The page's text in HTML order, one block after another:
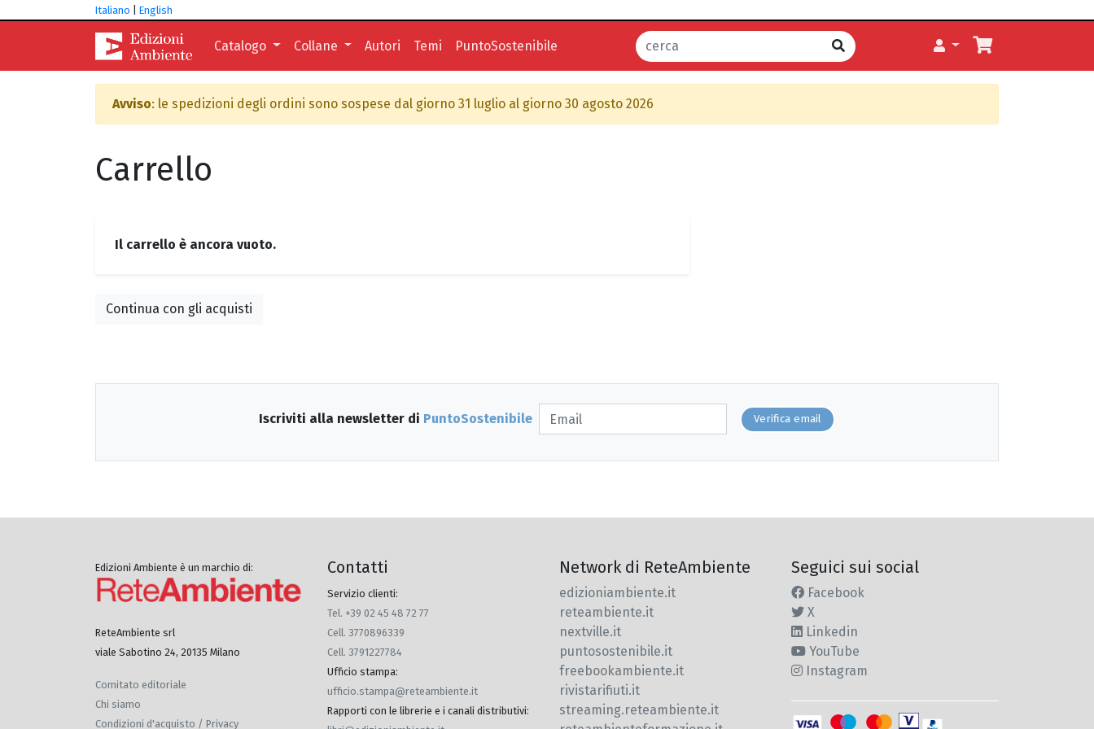
Italiano English
Catalogo Collane Autori Temi PuntoSostenibile
Avviso: le spedizioni degli ordini sono sospese dal giorno 31 luglio al giorno 30 agosto 2026
Carrello
Il carrello è ancora vuoto.
Continua con gli acquisti
Iscriviti alla newsletter di PuntoSostenibile Verifica email
Edizioni Ambiente è un marchio di:
ReteAmbiente srl
viale Sabotino 24, 20135 Milano
Comitato editoriale
Chi siamo
Condizioni d'acquisto / Privacy
Contatti
Servizio clienti:
Tel. +39 02 45 48 72 77
Cell. 3770896339
Cell. 3791227784
Ufficio stampa:
ufficio.stampa@reteambiente.it
Rapporti con le librerie e i canali distributivi:
Network di ReteAmbiente
edizioniambiente.it
reteambiente.it
nextville.it
puntosostenibile.it
freebookambiente.it
rivistarifiuti.it
streaming.reteambiente.it
Seguici sui social
Facebook
X
Linkedin
YouTube
Instagram